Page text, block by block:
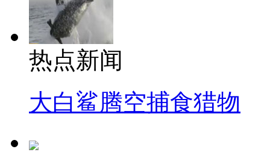
热点新闻
大白鲨腾空捕食猎物